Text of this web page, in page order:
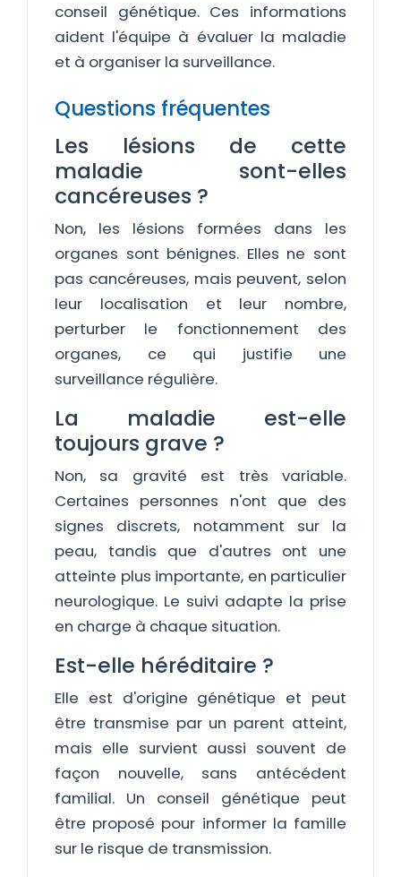
conseil génétique. Ces informations
aident l'équipe à évaluer la maladie
et à organiser la surveillance.
Questions fréquentes
Les lésions de cette
maladie sont-elles
cancéreuses ?
Non, les lésions formées dans les
organes sont bénignes. Elles ne sont
pas cancéreuses, mais peuvent, selon
leur localisation et leur nombre,
perturber le fonctionnement des
organes, ce qui justifie une
surveillance régulière.
La maladie est-elle
toujours grave ?
Non, sa gravité est très variable.
Certaines personnes n'ont que des
signes discrets, notamment sur la
peau, tandis que d'autres ont une
atteinte plus importante, en particulier
neurologique. Le suivi adapte la prise
en charge à chaque situation.
Est-elle héréditaire ?
Elle est d'origine génétique et peut
être transmise par un parent atteint,
mais elle survient aussi souvent de
façon nouvelle, sans antécédent
familial. Un conseil génétique peut
être proposé pour informer la famille
sur le risque de transmission.